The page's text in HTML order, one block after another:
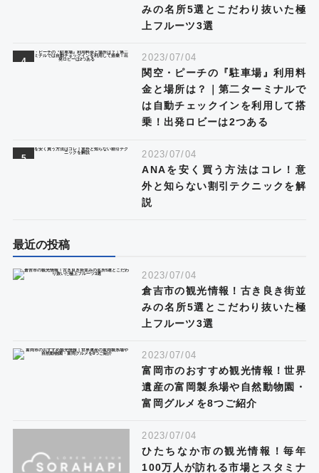
みの名所5選とこだわり抜いた極
上フルーツ3選
2023/07/04
関空・ピーチの『駐車場』利用料
金と場所は？｜第二ターミナルで
は自動チェックインを利用して搭
乗！出発ロビーは2つある
2023/07/04
ANAを安く買う方法はコレ！意
外と知らない割引テクニックを解
説
最近の投稿
2023/07/04
倉吉市の観光情報！古き良き街並
みの名所5選とこだわり抜いた極
上フルーツ3選
2023/07/04
富岡市のおすすめ観光情報！世界
遺産の富岡製糸場や自然動物園・
富岡グルメを8つご紹介
2023/07/04
ひたちなか市の観光情報！毎年
100万人が訪れる市場とスタミナ